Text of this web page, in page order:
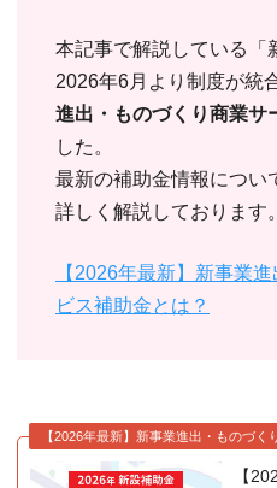
本記事で解説している「
2026年6月より制度が統
進出・ものづくり商業サ
した。
最新の補助金情報につい
詳しく解説しております。
【2026年最新】新事業
ビス補助金とは？
【2026年最新】新事業進出・ものづく
【